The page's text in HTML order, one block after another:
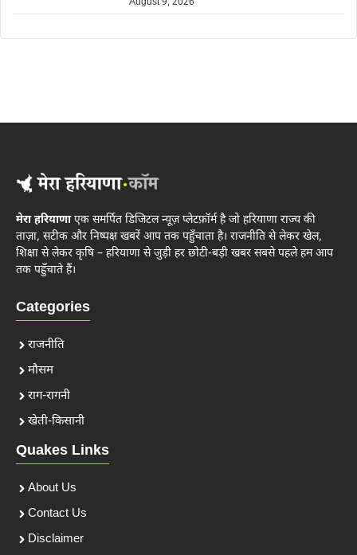
मेरा हरियाणाएक समर्पित डिजिटल न्यूज़ प्लेटफ़ॉर्म है जो हरियाणा राज्य की
ताज़ा, सटीक और निष्पक्ष खबरें आप तक पहुँचाता है। राजनीति से लेकर खेल,
शिक्षा से लेकर कृषि – हरियाणा से जुड़ी हर छोटी-बड़ी खबर सबसे पहले हम आप
तक पहुँचाते हैं।
Categories
राजनीति
मौसम
राग-रागनी
खेती-किसानी
Quakes Links
About Us
Contact Us
Disclaimer